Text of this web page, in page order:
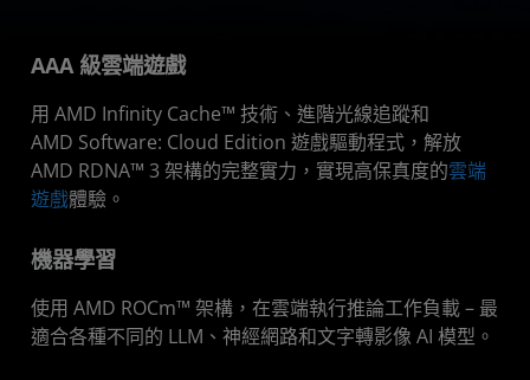
AAA 級雲端遊戲
用 AMD Infinity Cache™ 技術、進階光線追蹤和
AMD Software: Cloud Edition 遊戲驅動程式，解放
AMD RDNA™ 3 架構的完整實力，實現高保真度的雲端
遊戲體驗。
機器學習
使用 AMD ROCm™ 架構，在雲端執行推論工作負載 – 最
適合各種不同的 LLM、神經網路和文字轉影像 AI 模型。